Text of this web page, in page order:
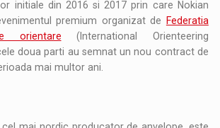
initiale din 2016 si 2017 prin care Nokian
premium organizat de
Federatia
orientare (International Orienteering
doua parti au semnat un nou contract de
mai multor ani.